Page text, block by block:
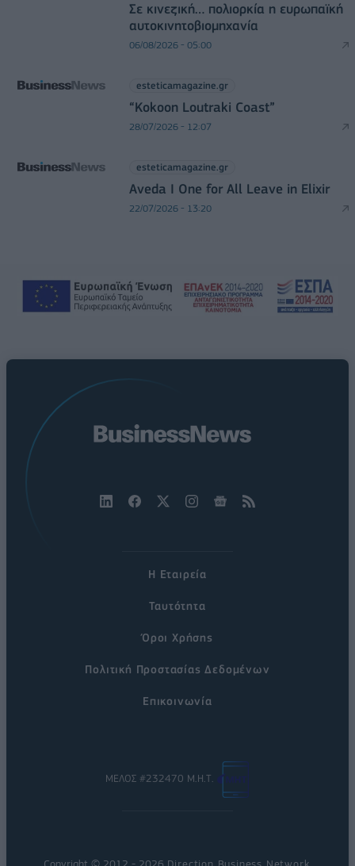
Σε κινεζική… πολιορκία η ευρωπαϊκή
αυτοκινητοβιομηχανία
06/08/2026 - 05:00
esteticamagazine.gr
“Kokoon Loutraki Coast”
28/07/2026 - 12:07
esteticamagazine.gr
Aveda I One for All Leave in Elixir
22/07/2026 - 13:20
Η Εταιρεία
Ταυτότητα
Όροι Χρήσης
Πολιτική Προστασίας Δεδομένων
Επικοινωνία
ΜΕΛΟΣ #232470 Μ.Η.Τ.